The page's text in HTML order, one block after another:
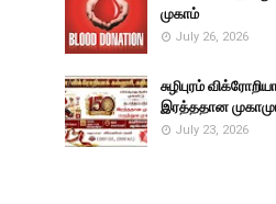
முகாம்
July 26, 2026
சுழிபுரம்
இரத்ததான
July 23, 2026